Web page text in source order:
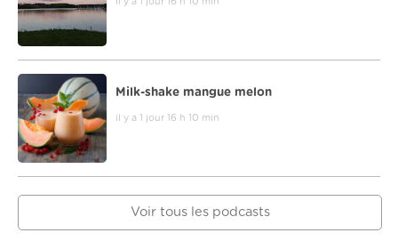
Milk-shake mangue melon
il y a 1 jour 16 h 10 min
Voir tous les podcasts